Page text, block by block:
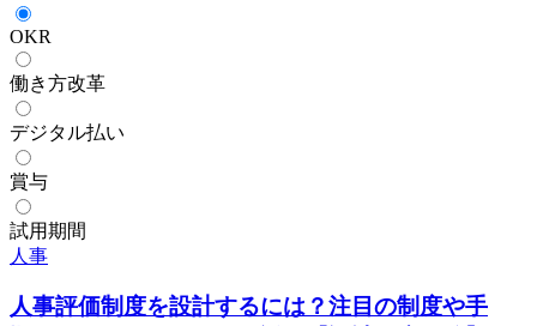
OKR
働き方改革
デジタル払い
賞与
試用期間
人事
人事評価制度を設計するには？注目の制度や手